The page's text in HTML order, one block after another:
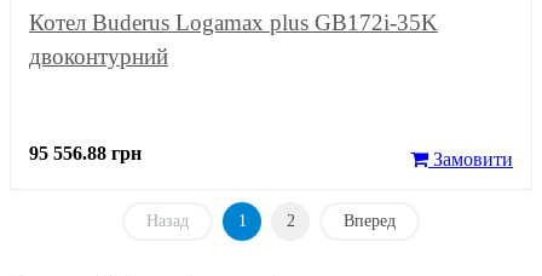
Котел Buderus Logamax plus GB172i-35K
двоконтурний
95 556.88 грн Замовити
Назад 1 2 Вперед